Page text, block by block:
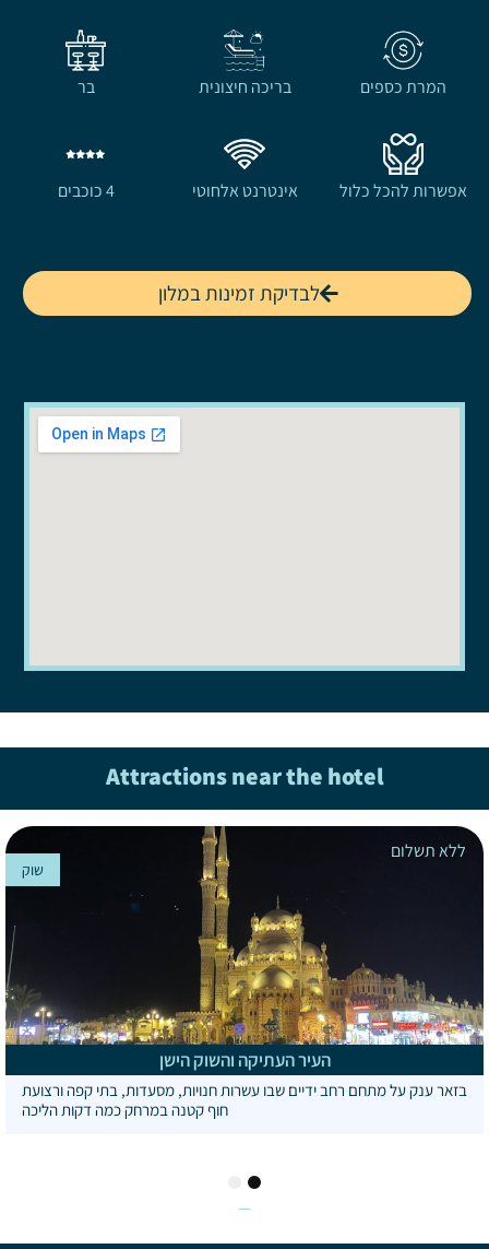
המרת כספים בריכה חיצונית בר
אפשרות להכל כלול אינטרנט אלחוטי 4 כוכבים
לבדיקת זמינות במלון
Attractions near the hotel
ללא תשלום
העיר העתיקה והשוק הישן
בזאר ענק על מתחם רחב ידיים שבו עשרות חנויות, מסעדות, בתי קפה ורצועת
חוף קטנה במרחק כמה דקות הליכה
שוק